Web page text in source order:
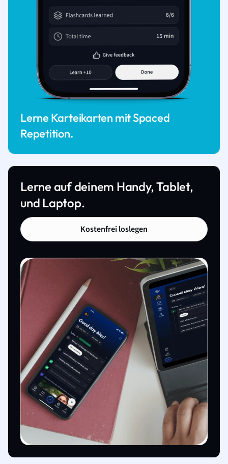
Lerne Karteikarten mit Spaced
Repetition.
Lerne auf deinem Handy, Tablet,
und Laptop.
Kostenfrei loslegen